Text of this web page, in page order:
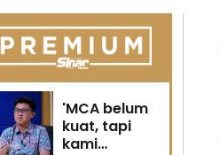
'MCA belum
kuat, tapi
kami